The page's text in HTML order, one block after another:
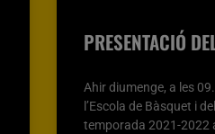
PRESENTACIÓ
Ahir diumenge, a les
l’Escola de Bàsquet i
temporada 2021-2022